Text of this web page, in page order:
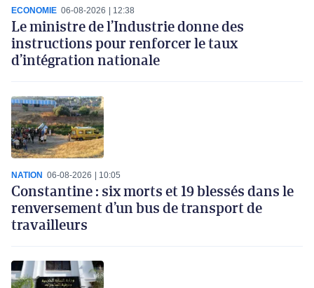
ECONOMIE 06-08-2026 12:38
Le ministre de l’Industrie donne des
instructions pour renforcer le taux
d’intégration nationale
NATION 06-08-2026 10:05
Constantine : six morts et 19 blessés dans le
renversement d’un bus de transport de
travailleurs